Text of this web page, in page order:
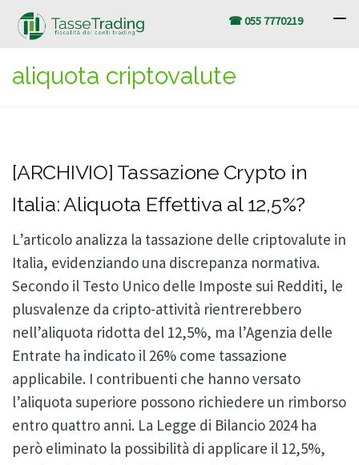
☎ 055 7770219
aliquota criptovalute
[ARCHIVIO] Tassazione Crypto in
Italia: Aliquota Effettiva al 12,5%?
L’articolo analizza la tassazione delle criptovalute in
Italia, evidenziando una discrepanza normativa.
Secondo il Testo Unico delle Imposte sui Redditi, le
plusvalenze da cripto-attività rientrerebbero
nell’aliquota ridotta del 12,5%, ma l’Agenzia delle
Entrate ha indicato il 26% come tassazione
applicabile. I contribuenti che hanno versato
l’aliquota superiore possono richiedere un rimborso
entro quattro anni. La Legge di Bilancio 2024 ha
però eliminato la possibilità di applicare il 12,5%,